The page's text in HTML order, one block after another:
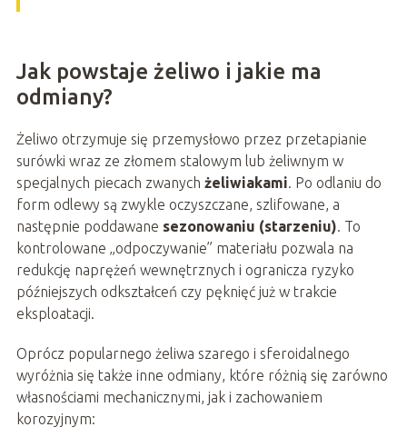
Jak powstaje żeliwo i jakie ma
odmiany?
Żeliwo otrzymuje się przemysłowo przez przetapianie
surówki wraz ze złomem stalowym lub żeliwnym w
specjalnych piecach zwanych żeliwiakami. Po odlaniu do
form odlewy są zwykle oczyszczane, szlifowane, a
następnie poddawane sezonowaniu (starzeniu). To
kontrolowane „odpoczywanie” materiału pozwala na
redukcję naprężeń wewnętrznych i ogranicza ryzyko
późniejszych odkształceń czy pęknięć już w trakcie
eksploatacji.
Oprócz popularnego żeliwa szarego i sferoidalnego
wyróżnia się także inne odmiany, które różnią się zarówno
własnościami mechanicznymi, jak i zachowaniem
korozyjnym: